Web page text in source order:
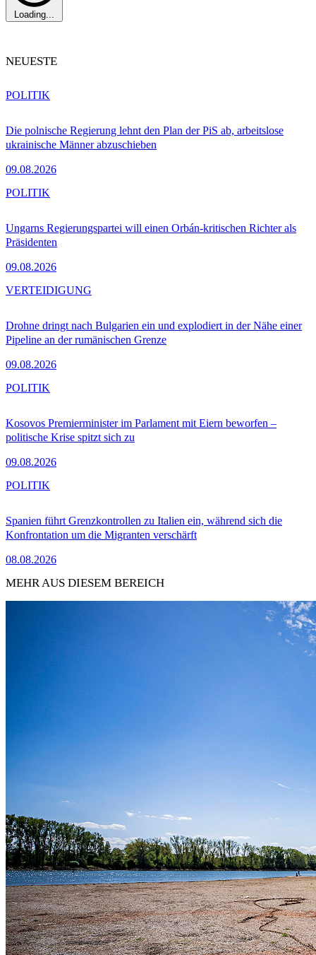
Loading...
NEUESTE
Die polnische Regierung lehnt den Plan der PiS ab, arbeitslose
ukrainische Männer abzuschieben
09.08.2026
POLITIK
Ungarns Regierungspartei will einen Orbán-kritischen Richter als
Präsidenten
09.08.2026
POLITIK
Drohne dringt nach Bulgarien ein und explodiert in der Nähe einer
Pipeline an der rumänischen Grenze
09.08.2026
VERTEIDIGUNG
Kosovos Premierminister im Parlament mit Eiern beworfen –
politische Krise spitzt sich zu
09.08.2026
POLITIK
Spanien führt Grenzkontrollen zu Italien ein, während sich die
Konfrontation um die Migranten verschärft
08.08.2026
POLITIK
MEHR AUS DIESEM BEREICH